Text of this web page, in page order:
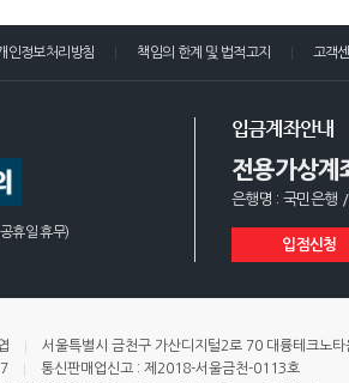
인정보처리방침 책임의 한계 및 법적고지 고객
휴일 휴무)
입금계좌안내
전용가상계
은행명 : 국민은행
입점신청
서울특별시 금천구 가산디지털2로 70 대륭테크노
통신판매업신고 : 제2018-서울금천-0113호